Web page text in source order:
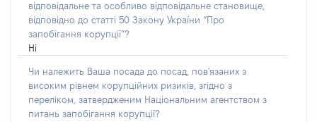
відповідальне та особливо відповідальне становище,
відповідно до статті 50 Закону України “Про
запобігання корупції”?
Ні
Чи належить Ваша посада до посад, пов'язаних з
високим рівнем корупційних ризиків, згідно з
переліком, затвердженим Національним агентством з
питань запобігання корупції?